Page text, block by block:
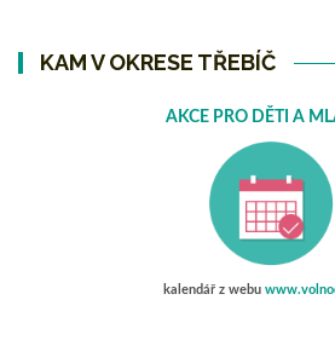
KAM V OKRESE TŘEBÍČ
AKCE PRO DĚTI A
kalendář z webu